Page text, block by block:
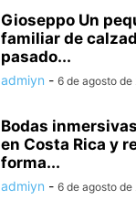
Gioseppo Un
familiar de
pasado...
admiyn - 6 de agosto de
Bodas
en Costa Rica y
forma...
admiyn - 6 de agosto de